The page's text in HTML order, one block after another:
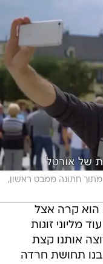
מתוך חתונה ממבט ראשון,
הוא קרה אצל
מליוני זוגות
אותנו קצת
בנו תחושת חרדה